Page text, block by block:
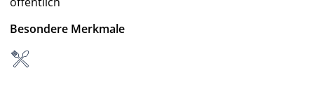
Besondere Merkmale